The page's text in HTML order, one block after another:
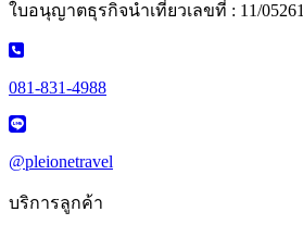
ใบอนุญาตธุรกิจนำเที่ยวเลขที่ : 11/05261
081-831-4988
@pleionetravel
บริการลูกค้า